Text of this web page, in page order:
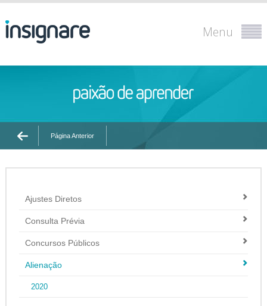
Menu
Página Anterior
Ajustes Diretos
Consulta Prévia
Concursos Públicos
Alienação
2020